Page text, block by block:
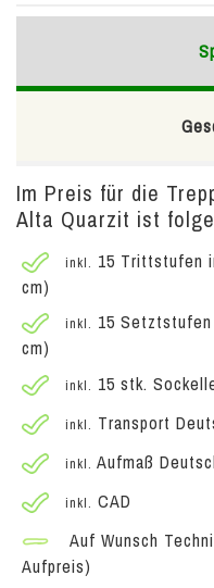
Im Preis für die
Alta Quarzit ist
inkl. 15 Trittstufen
cm)
inkl. 15
cm)
inkl. 15 stk.
inkl. Transport
inkl. Aufmaß
inkl. CAD
Auf Wunsch
Aufpreis)